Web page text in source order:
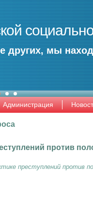
других, мы
Администрация
против
преступлений против